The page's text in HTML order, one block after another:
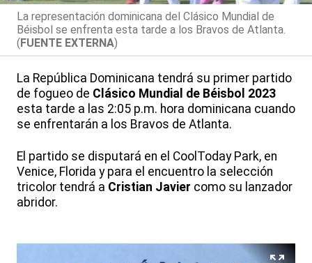
La representación dominicana del Clásico Mundial de
Béisbol se enfrenta esta tarde a los Bravos de Atlanta.
(FUENTE EXTERNA)
La República Dominicana tendrá su primer partido
de fogueo de Clásico Mundial de Béisbol 2023
esta tarde a las 2:05 p.m. hora dominicana cuando
se enfrentarán a los Bravos de Atlanta.
El partido se disputará en el CoolToday Park, en
Venice, Florida y para el encuentro la selección
tricolor tendrá a Cristian Javier como su lanzador
abridor.